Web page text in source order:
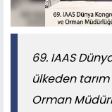
69. IAAS
ülkeden
Orman